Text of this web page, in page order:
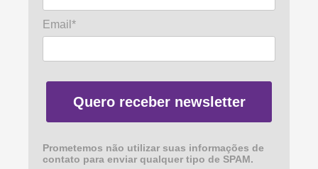
Email*
Quero receber newsletter
Prometemos não utilizar suas informações de
contato para enviar qualquer tipo de SPAM.